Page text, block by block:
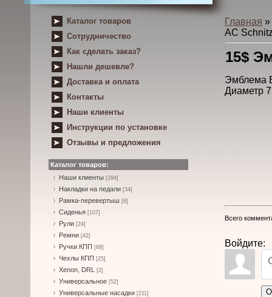
Каталог товаров
Сотрудничество
Как сделать заказ?
Нашли дешевле?
Доставка и оплата
Контакты
Наши клиенты
Инструкции по установке
Отзывы и предложения
Каталог товаров:
Наши клиенты [284]
Накладки на педали [34]
Рамка-перевертыш [6]
Сиденья [107]
Рули [24]
Ремни [42]
Ручки КПП [68]
Чехлы КПП [25]
Xenon, DRL [2]
Универсальное [52]
Универсальные насадки [211]
Главная »
AC
15$
Эмблема
Диаметр
Всего
Войдите: